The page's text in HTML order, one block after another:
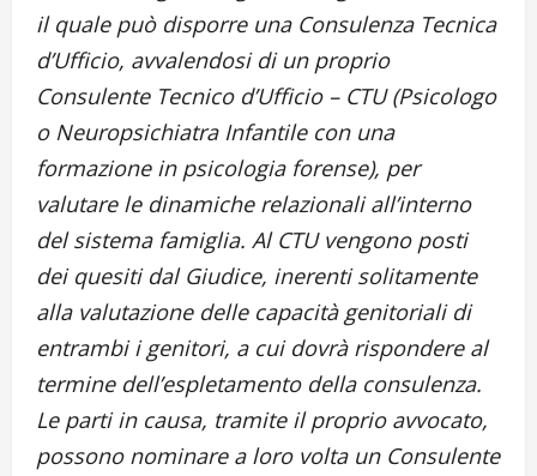
il quale può disporre una Consulenza Tecnica
d’Ufficio, avvalendosi di un proprio
Consulente Tecnico d’Ufficio – CTU (Psicologo
o Neuropsichiatra Infantile con una
formazione in psicologia forense), per
valutare le dinamiche relazionali all’interno
del sistema famiglia. Al CTU vengono posti
dei quesiti dal Giudice, inerenti solitamente
alla valutazione delle capacità genitoriali di
entrambi i genitori, a cui dovrà rispondere al
termine dell’espletamento della consulenza.
Le parti in causa, tramite il proprio avvocato,
possono nominare a loro volta un Consulente